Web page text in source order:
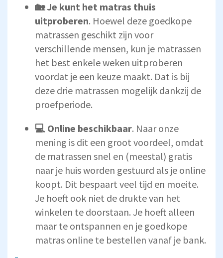
🏡 Je kunt het matras thuis
uitproberen. Hoewel deze goedkope
matrassen geschikt zijn voor
verschillende mensen, kun je matrassen
het best enkele weken uitproberen
voordat je een keuze maakt. Dat is bij
deze drie matrassen mogelijk dankzij de
proefperiode.
💻 Online beschikbaar. Naar onze
mening is dit een groot voordeel, omdat
de matrassen snel en (meestal) gratis
naar je huis worden gestuurd als je online
koopt. Dit bespaart veel tijd en moeite.
Je hoeft ook niet de drukte van het
winkelen te doorstaan. Je hoeft alleen
maar te ontspannen en je goedkope
matras online te bestellen vanaf je bank.